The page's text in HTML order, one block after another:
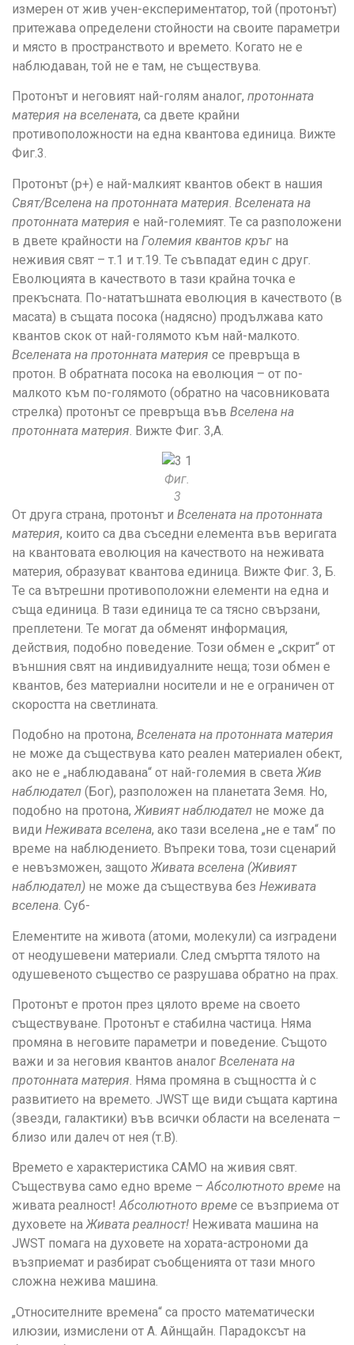
измерен от жив учен-експериментатор, той (протонът)
притежава определени стойности на своите параметри
и място в пространството и времето. Когато не е
наблюдаван, той не е там, не съществува.
Протонът и неговият най-голям аналог, протонната
материя на вселената, са двете крайни
противоположности на една квантова единица. Вижте
Фиг.3.
Протонът (p+) е най-малкият квантов обект в нашия
Свят/Вселена на протонната материя Вселената на
протонната материя е най-големият. Те са разположени
в двете крайности на Големия квантов кръг на
неживия свят – т.1 и т.19. Те съвпадат един с друг.
Еволюцията в качеството в тази крайна точка е
прекъсната. По-нататъшната еволюция в качеството (в
масата) в същата посока (надясно) продължава като
квантов скок от най-голямото към най-малкото.
Вселената на протонната материя се превръща в
протон. В обратната посока на еволюция – от по-
малкото към по-голямото (обратно на часовниковата
стрелка) протонът се превръща във Вселена на
протонната материя . Вижте Фиг. 3,A.
Фиг.
3
От друга страна, протонът и Вселената на протонната
материя, които са два съседни елемента във веригата
на квантовата еволюция на качеството на неживата
материя, образуват квантова единица. Вижте Фиг. 3, Б.
Те са вътрешни противоположни елементи на една и
съща единица. В тази единица те са тясно свързани,
преплетени. Те могат да обменят информация,
действия, подобно поведение. Този обмен е „скрит“ от
външния свят на индивидуалните неща; този обмен е
квантов, без материални носители и не е ограничен от
скоростта на светлината.
Подобно на протона, Вселената на протонната материя
не може да съществува като реален материален обект,
ако не е „наблюдавана“ от най-големия в светаЖив
наблюдател (Бог), разположен на планетата Земя. Но,
подобно на протона,Живият наблюдател не може да
види Неживата вселена, ако тази вселена „не е там“ по
време на наблюдението. Въпреки това, този сценарий
е невъзможен, защотоЖивата вселена (Живият
наблюдател) не може да съществува без Неживата
вселена. Суб-
Елементите на живота (атоми, молекули) са изградени
от неодушевени материали. След смъртта тялото на
одушевеното същество се разрушава обратно на прах.
Протонът е протон през цялото време на своето
съществуване. Протонът е стабилна частица. Няма
промяна в неговите параметри и поведение. Същото
важи и за неговия квантов аналог Вселената на
протонната материя. Няма промяна в същността ѝ с
развитието на времето. JWST ще види същата картина
(звезди, галактики) във всички области на вселената –
близо или далеч от нея (т.B).
Времето е характеристика САМО на живия свят.
Съществува само едно време –Абсолютното време на
живата реалност!Абсолютното време се възприема от
духовете наЖивата реалност! Неживата машина на
JWST помага на духовете на хората-астрономи да
възприемат и разбират съобщенията от тази много
сложна нежива машина.
„Относителните времена“ са просто математически
илюзии, измислени от А. Айнщайн. Парадоксът на